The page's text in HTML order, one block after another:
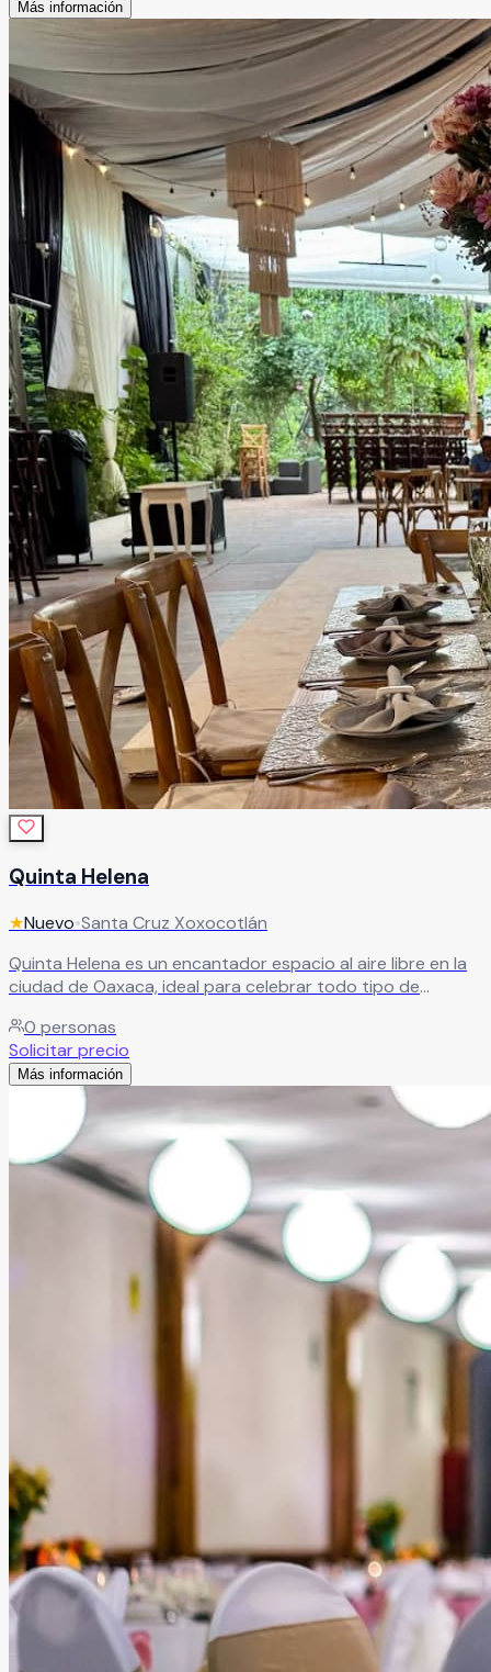
Más información
Quinta Helena
★Nuevo•Santa Cruz Xoxocotlán
Quinta Helena es un encantador espacio al aire libre en la
ciudad de Oaxaca, ideal para celebrar todo tipo de
áreas verdes, cuidadosamente mantenidas, crean el
escenario perfecto para una celebración llena de encanto.
Cuenta con una variedad de espacios exteriores entre
jardineras y módulos de lujo, con iluminación que realza
cada detalle y permite diseñar un evento totalmente a tu
medida. Un lugar donde cada momento se transforma en
una experiencia inolvidable.
Leer más
0 personas
Solicitar precio
Más información